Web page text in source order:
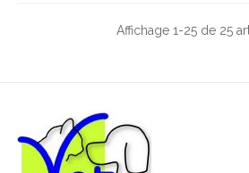
Affichage 1-25 de 25